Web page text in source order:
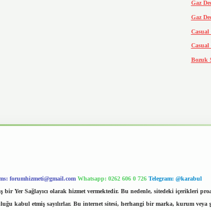
Gaz
Gaz
Casual
Casual
Bozuk
forumhizmeti@gmail.com Whatsapp: 0262 606 0 726 Telegram: @karabul
Yer Sağlayıcı olarak hizmet vermektedir. Bu nedenle, sitedeki içerikleri
kabul etmiş sayılırlar. Bu internet sitesi, herhangi bir marka, kurum veya